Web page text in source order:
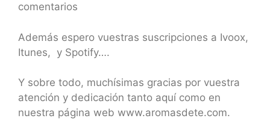
comentarios
Además espero vuestras suscripciones a Ivoox,
Itunes, y Spotify….
Y sobre todo, muchísimas gracias por vuestra
atención y dedicación tanto aquí como en
nuestra página web www.aromasdete.com.